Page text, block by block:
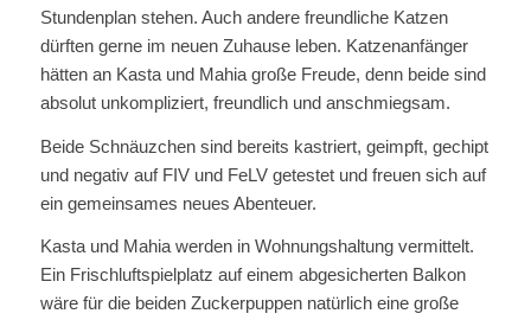
Stundenplan stehen. Auch andere freundliche Katzen
dürften gerne im neuen Zuhause leben. Katzenanfänger
hätten an Kasta und Mahia große Freude, denn beide sind
absolut unkompliziert, freundlich und anschmiegsam.
Beide Schnäuzchen sind bereits kastriert, geimpft, gechipt
und negativ auf FIV und FeLV getestet und freuen sich auf
ein gemeinsames neues Abenteuer.
Kasta und Mahia werden in Wohnungshaltung vermittelt.
Ein Frischluftspielplatz auf einem abgesicherten Balkon
wäre für die beiden Zuckerpuppen natürlich eine große